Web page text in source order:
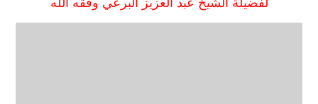
لفضيلة الشيخ عبد العزيز البرعي وفقه الله